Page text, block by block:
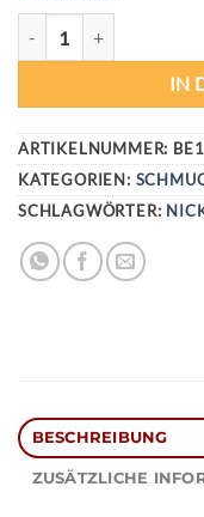
IN
ARTIKELNUMMER:
KATEGORIEN:
SCHLAGWÖRTER:
BESCHREIBUNG
ZUSÄTZLICHE